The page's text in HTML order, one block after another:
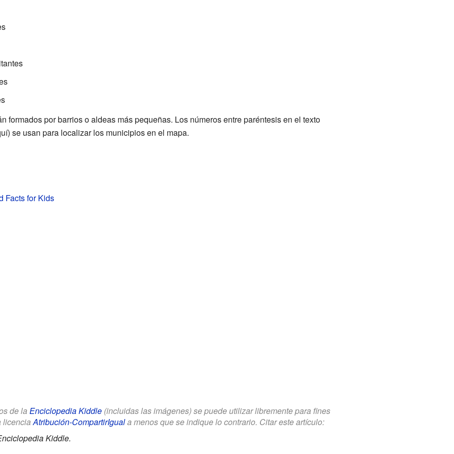
formados por barrios o aldeas más pequeñas. Los números entre paréntesis en el texto
se usan para localizar los municipios en el mapa.
Facts for Kids
de la Enciclopedia Kiddle(incluidas las imágenes) se puede utilizar libremente para fines
licenciaAtribución-CompartirIguala menos que se indique lo contrario. Citar este artículo:
Kiddle.